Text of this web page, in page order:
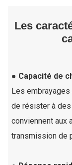
Les
● Capacité de
Les
de résister à
conviennent aux
transmission de